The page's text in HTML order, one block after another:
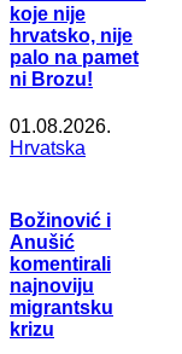
koje nije
hrvatsko, nije
palo na pamet
ni Brozu!
01.08.2026.
Hrvatska
Božinović i
Anušić
komentirali
najnoviju
migrantsku
krizu